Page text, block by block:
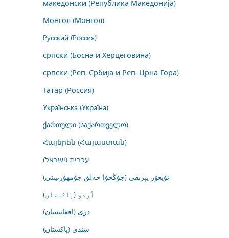
македонски (Република Македонија)
Монгол (Монгол)
Русский (Россия)
српски (Босна и Херцеговина)
српски (Реп. Србија и Реп. Црна Гора)
Татар (Россия)
Українська (Україна)
ქართული (საქართველო)
Հայերեն (Հայաստան)
עברית (ישראל)
ئۇيغۇر يېزىقى (جۇڭخۇا خەلق جۇمھۇرىيىتى)
اُردو (پاکستان)
درى (افغانستان)
سنڌي (پاکستان)